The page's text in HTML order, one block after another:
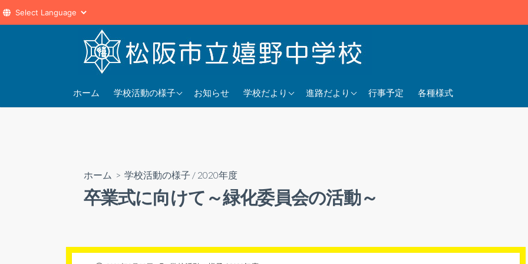
へ
ホーム 学校活動の様子
2025年度
お知らせ 学校だより
2025年度
進路だより
2025年度
行事予定 各種様式
ホーム > 学校活動の様子 / 2020年度
卒業式に向けて～緑化委員会の活動～